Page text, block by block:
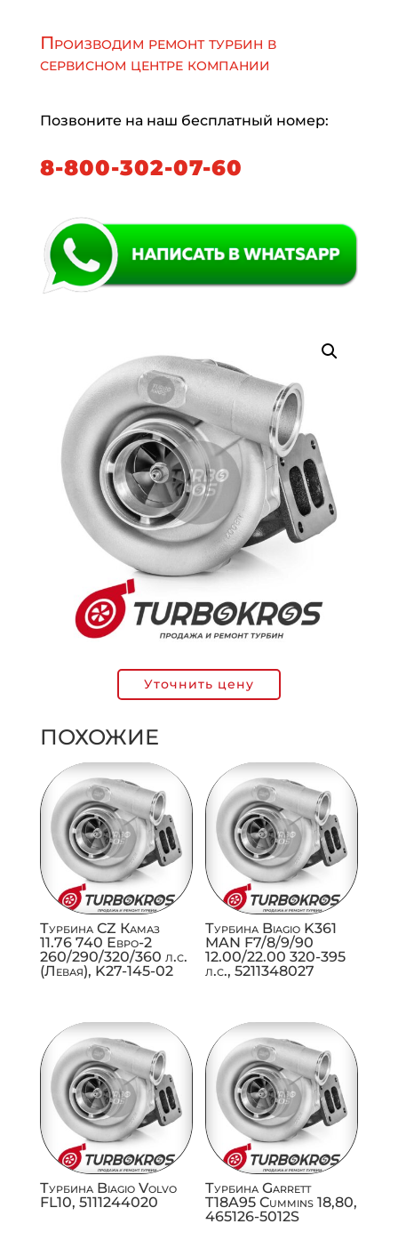
Производим ремонт турбин в
сервисном центре компании
Позвоните на наш бесплатный номер:
8-800-302-07-60
Уточнить цену
ПОХОЖИЕ
Турбина CZ Камаз
11.76 740 Евро-2
260/290/320/360 л.с.
(Левая), K27-145-02
Турбина Biagio K361
MAN F7/8/9/90
12.00/22.00 320-395
л.с., 5211348027
Турбина Biagio Volvo
FL10, 5111244020
Турбина Garrett
T18A95 Cummins 18,80,
465126-5012S